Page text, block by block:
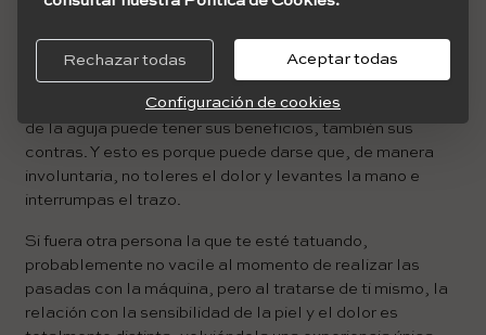
2- El dolor puede jugar en contra.
Si bien más arriba indicábamos que sentir el propio dolor
de la aguja puede tener sus beneficios, también sus
contras. Y esto es porque puede darse que, de manera
involuntaria, no toleres el dolor y levantes la mano e
interrumpas el trazo.
Si fuera otra persona la que te esté tatuando,
probablemente no vacile al momento de realizar las
pasadas con la máquina, pero al tratarse de ti mismo, la
relación con la sensibilidad de la piel y el dolor es
Rechazar todas Aceptar todas
Configuración de cookies